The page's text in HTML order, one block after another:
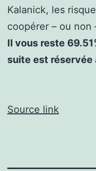
Kalanick, les
coopérer – ou non
Il vous reste
suite est réservée
Source link